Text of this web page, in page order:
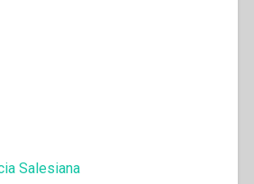
Salesiana